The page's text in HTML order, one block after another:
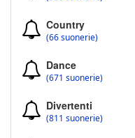
Country
(66 suonerie)
Dance
(671 suonerie)
Divertenti
(811 suonerie)